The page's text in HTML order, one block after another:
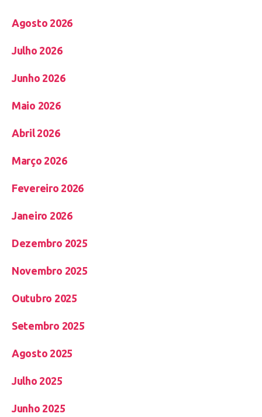
Agosto 2026
Julho 2026
Junho 2026
Maio 2026
Abril 2026
Março 2026
Fevereiro 2026
Janeiro 2026
Dezembro 2025
Novembro 2025
Outubro 2025
Setembro 2025
Agosto 2025
Julho 2025
Junho 2025